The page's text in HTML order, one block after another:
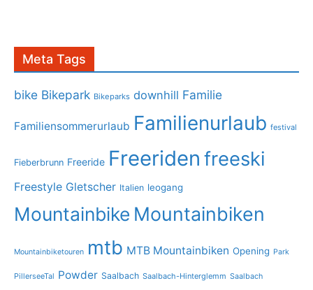
Meta Tags
bike Bikepark Bikeparks downhill Familie
Familiensommerurlaub Familienurlaub festival
Fieberbrunn Freeride Freeriden freeski
Freestyle Gletscher Italien leogang
Mountainbike Mountainbiken
Mountainbiketouren mtb MTB Mountainbiken Opening Park
PillerseeTal Powder Saalbach Saalbach-Hinterglemm Saalbach